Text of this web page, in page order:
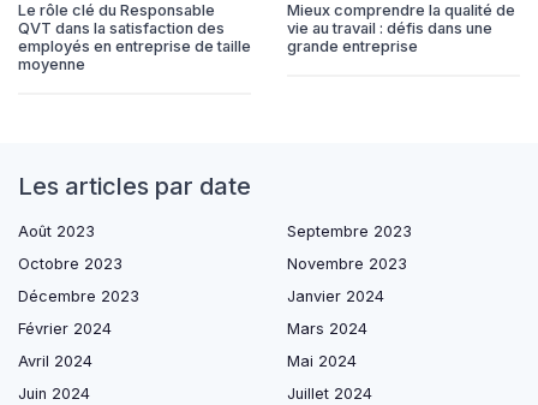
Le rôle clé du Responsable
QVT dans la satisfaction des
employés en entreprise de taille
moyenne
Mieux comprendre la qualité de
vie au travail : défis dans une
grande entreprise
Les articles par date
Août 2023
Septembre 2023
Octobre 2023
Novembre 2023
Décembre 2023
Janvier 2024
Février 2024
Mars 2024
Avril 2024
Mai 2024
Juin 2024
Juillet 2024